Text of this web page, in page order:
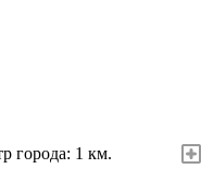
города: 1 км.